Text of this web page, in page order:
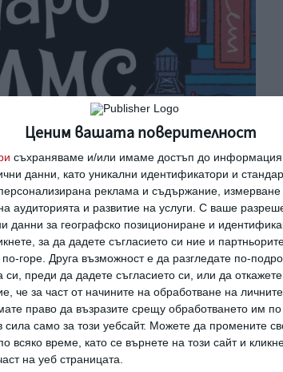
Ценим вашата поверителност
съхраняваме и/или имаме достъп до информация
данни, като уникални идентификатори и
персонализирана реклама и съдържание,
аудиторията и развитие на услуги. С ваше
данни за географско позициониране и
за да дадете съгласието си ние и
по-горе. Друга възможност е да разгледате по-
преди да дадете съгласието си, или да
че за част от начините на обработване на
право да възразите срещу обработването им по
само за този уебсайт. Можете да промените
всяко време, като се върнете на този сайт и
на уеб страницата.